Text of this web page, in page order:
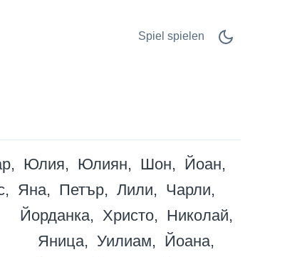
Spiel spielen
Юлия Юлиян Шон
Йоан
Яна Петър Лили
Чарли
Йорданка
Христо
Николай
Яница
Уилиам
Йоана